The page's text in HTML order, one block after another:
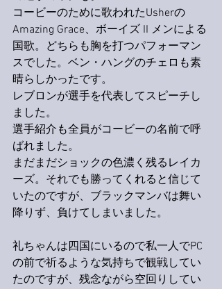
コービーのために歌われたUsherの
Amazing Grace、ボーイズ II メンによる
国歌。どちらも胸を打つパフォーマン
スでした。ベン・ハングのチェロも素
晴らしかったです。
レブロンが選手を代表してスピーチし
ました。
選手紹介も全員がコービーの名前で呼
ばれました。
まだまだショックの色濃く残るレイカ
ーズ。それでも勝ってくれると信じて
いたのですが、ブラックマンバは舞い
降りず、負けてしまいました。
礼ちゃんは四国にいるので私一人でPC
の前で祈るような気持ちで観戦してい
たのですが、残念ながら空回りしてい